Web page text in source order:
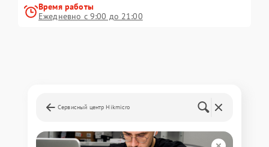
Время работы
Ежедневно с 9:00 до 21:00
Сервисный центр Hikmicro